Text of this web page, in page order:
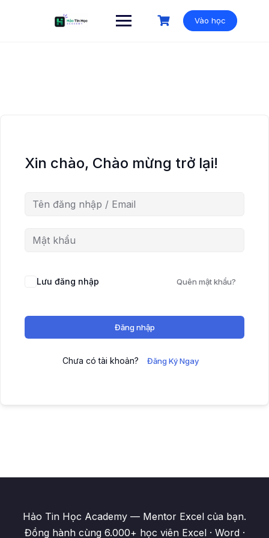
Vào học
Xin chào, Chào mừng trở lại!
Lưu đăng nhập Quên mật khẩu?
Đăng nhập
Chưa có tài khoản? Đăng Ký Ngay
Hảo Tin Học Academy — Mentor Excel của bạn.
Đồng hành cùng 6.000+ học viên Excel · Word ·